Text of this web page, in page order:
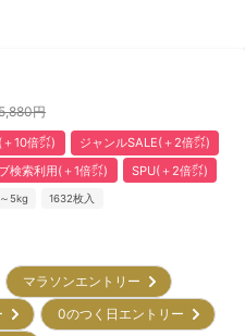
円
10倍㌽)
ジャンルSALE(＋2倍㌽)
検索利用(＋1倍㌽) SPU(＋2倍㌽)
～5kg 1632枚入
マラソンエントリー
0のつく日エントリー